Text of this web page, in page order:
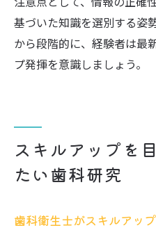
基づいた知識を選別する姿
から段階的に、経験者は最
プ発揮を意識しましょう。
スキルアップを
たい歯科研究
歯科衛生士がスキルアッ